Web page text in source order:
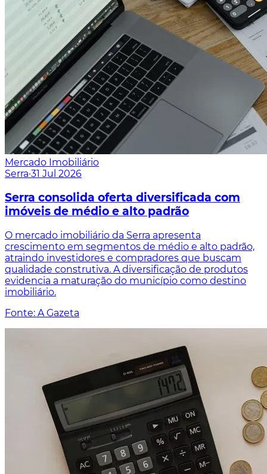
Mercado Imobiliário
Serra·31 Jul 2026
Serra consolida oferta diversificada com
imóveis de médio e alto padrão
O mercado imobiliário da Serra apresenta
crescimento em segmentos de médio e alto padrão,
atraindo investidores e compradores que buscam
qualidade construtiva. A diversificação de produtos
evidencia a maturação do município como destino
imobiliário.
Fonte: A Gazeta